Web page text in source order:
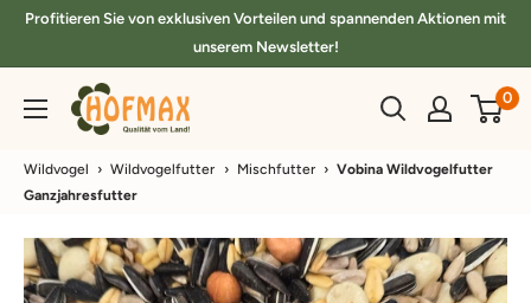
DirektProfitieren Sie von exklusiven Vorteilen und spannenden Aktionen mit
unserem Newsletter!
hofmax.de 0
Wildvogel › Wildvogelfutter › Mischfutter › Vobina Wildvogelfutter
Ganzjahresfutter